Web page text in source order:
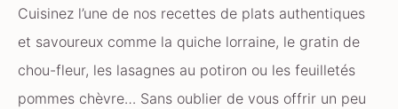
Cuisinez l’une de nos recettes de plats authentiques
et savoureux comme la quiche lorraine, le gratin de
chou-fleur, les lasagnes au potiron ou les feuilletés
pommes chèvre… Sans oublier de vous offrir un peu